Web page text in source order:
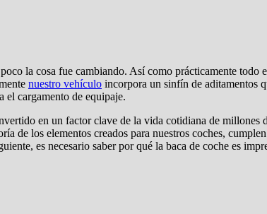
la cosa fue cambiando. Así como prácticamente
nuestro vehículo incorpora un sinfín de aditamentos
el cargamento de equipaje.
en un factor clave de la vida cotidiana de millones
de los elementos creados para nuestros coches,
es necesario saber por qué la baca de coche es